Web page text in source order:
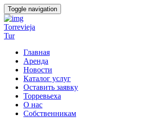
Toggle navigation
Torrevieja
Tur
Главная
Аренда
Новости
Каталог услуг
Оставить заявку
Торревьеха
О нас
Собственникам